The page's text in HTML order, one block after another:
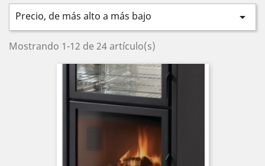
Precio, de más alto a más bajo 
Mostrando 1-12 de 24 artículo(s)